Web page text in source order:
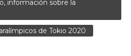
información sobre la
de Tokio 2020